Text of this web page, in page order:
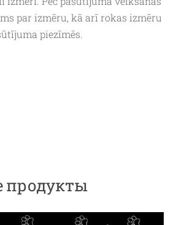
par izmēru, kā arī rokas izmēru
piezīmēs.
продукты